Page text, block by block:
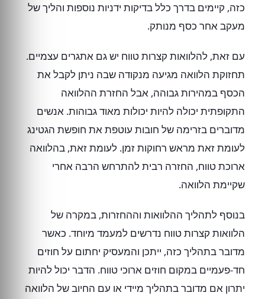
כזה, קיימים בדרך כלל בדיקות ידניות נוספות והליך של
מעקב אחר כסף מנותק.
עם זאת, להלוואות קצרות טווח יש גם אתגרים עצמיים.
תחזוקת הלוואה מגיעה מנקודה שבה ניתן לקבל את
הכסף במהירות גבוהה, אבל החזרת ההלוואה
התקופתית יכולה להיות יכולות מאוד גבוהות. אנשים
מדוברים בזרימה של חובות עוטפת את חופשת הגטינג
לעומת זאת מראש רחוקות זמן. לעומת זאת, בהלוואה
ארוכת טווח, החזרה רבית להתרחש הרבה אחרי
שקיימת הלוואה.
בנוסף לתהליך ההלוואות וההחזרות, במקרה של
הלוואות קצרות טווח נדרשים למעמד מיוחד. כאשר
מדובר בתהליך כזה, ייתכן והמעסיק יחתום על חוזים
חד-פעמיים במקום חוזים ארוכי טווח. הדבר יכול להיות
יתרון אם מדובר בתהליך מיידי או עם החיוב של הלוואה